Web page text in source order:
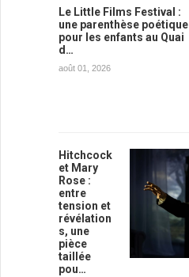
Le Little Films Festival :
une parenthèse poétique
pour les enfants au Quai
d…
août 01, 2026
Hitchcock
et Mary
Rose :
entre
tension et
révélation
s, une
pièce
taillée
pou…